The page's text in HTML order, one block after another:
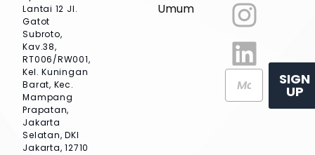
Lantai 12 Jl.
Gatot
Subroto,
Kav.38,
RT006/RW001,
Kel. Kuningan
Barat, Kec.
Mampang
Prapatan,
Jakarta
Selatan, DKI
Jakarta, 12710
Umum
SIGN
UP